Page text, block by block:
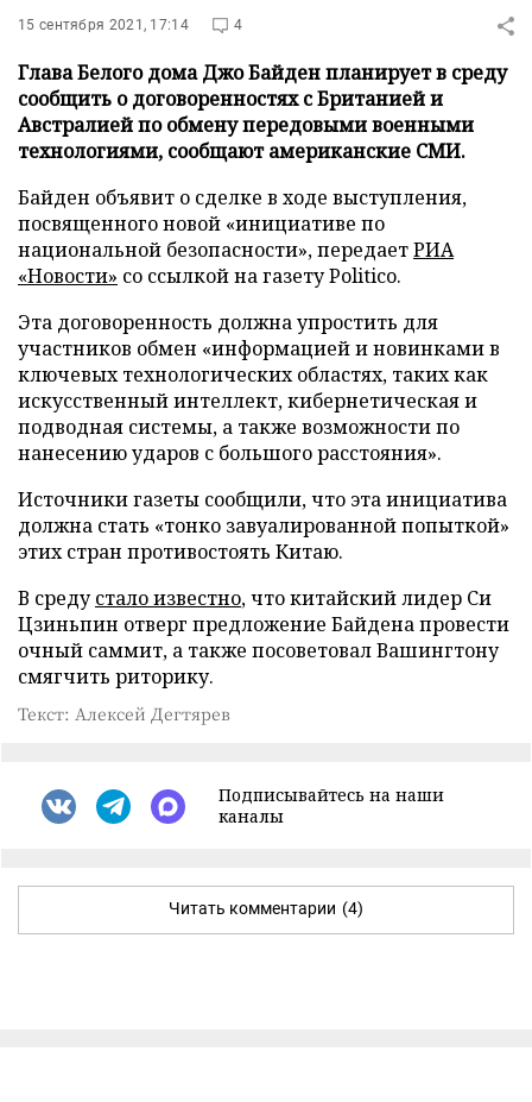
15 сентября 2021, 17:14 4
Глава Белого дома Джо Байден планирует в среду
сообщить о договоренностях с Британией и
Австралией по обмену передовыми военными
технологиями, сообщают американские СМИ.
Байден объявит о сделке в ходе выступления,
посвященного новой «инициативе по
национальной безопасности», передаетРИА
«Новости» со ссылкой на газету Politico.
Эта договоренность должна упростить для
участников обмен «информацией и новинками в
ключевых технологических областях, таких как
искусственный интеллект, кибернетическая и
подводная системы, а также возможности по
нанесению ударов с большого расстояния».
Источники газеты сообщили, что эта инициатива
должна стать «тонко завуалированной попыткой»
этих стран противостоять Китаю.
В средустало известно, что китайский лидер Си
Цзиньпин отверг предложение Байдена провести
очный саммит, а также посоветовал Вашингтону
смягчить риторику.
Текст: Алексей Дегтярев
Подписывайтесь на наши
каналы
Читать комментарии (4)